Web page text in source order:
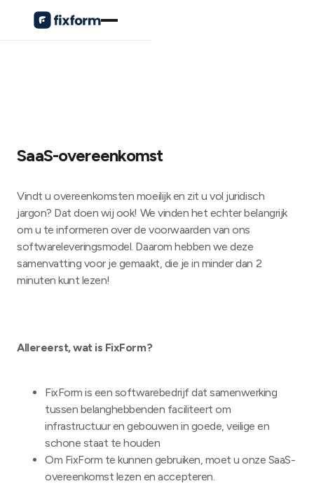
SaaS-overeenkomst
Vindt u overeenkomsten moeilijk en zit u vol juridisch
jargon? Dat doen wij ook! We vinden het echter belangrijk
om u te informeren over de voorwaarden van ons
softwareleveringsmodel. Daarom hebben we deze
samenvatting voor je gemaakt, die je in minder dan 2
minuten kunt lezen!
Allereerst, wat is FixForm?
FixForm is een softwarebedrijf dat samenwerking
tussen belanghebbenden faciliteert om
infrastructuur en gebouwen in goede, veilige en
schone staat te houden
Om FixForm te kunnen gebruiken, moet u onze SaaS-
overeenkomst lezen en accepteren.